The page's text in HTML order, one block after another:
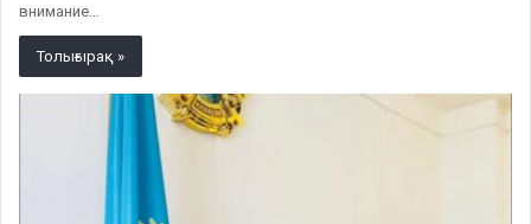
внимание…
Толығырақ »